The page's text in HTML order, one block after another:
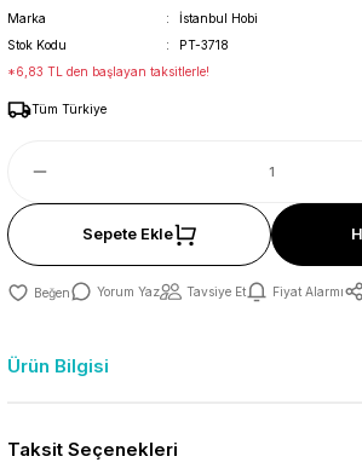
Marka
İstanbul Hobi
Stok Kodu
PT-3718
*6,83 TL den başlayan taksitlerle!
Tüm Türkiye
Sepete Ekle
Yorum Yaz Tavsiye Et Fiyat Alarmı
Ürün Bilgisi
Taksit Seçenekleri